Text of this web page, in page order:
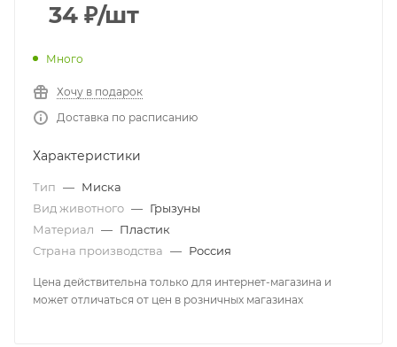
34 ₽/шт
Много
Хочу в подарок
Доставка по расписанию
Характеристики
Тип — Миска
Вид животного — Грызуны
Материал — Пластик
Страна производства — Россия
Цена действительна только для интернет-магазина и
может отличаться от цен в розничных магазинах